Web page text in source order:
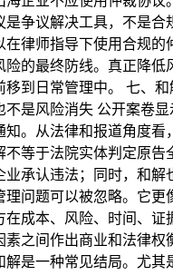
是争议解决工具，不是合
在律师指导下使用合规的
险的最终防线。真正降低
移到日常管理中。 七、
不是风险消失 公开案卷
知。从法律和报道角度看
不等于法院实体判定原告
业承认违法；同时，和解
理问题可以被忽略。它更
在成本、风险、时间、证
素之间作出商业和法律权
解是一种常见结局。尤其